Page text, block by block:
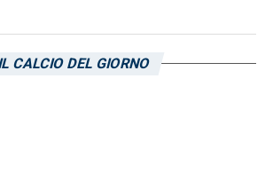
CALCIO DEL GIORNO